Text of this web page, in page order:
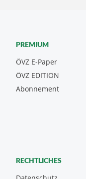
PREMIUM
ÖVZ E-Paper
Abonnement
ÖVZ EDITION
RECHTLICHES